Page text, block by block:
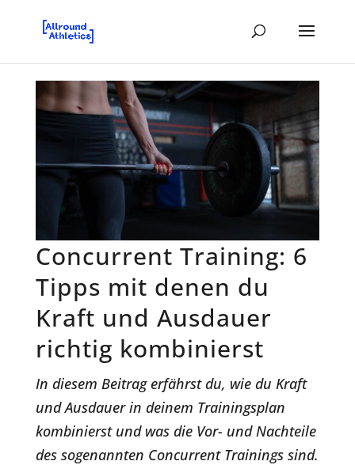
Concurrent Training: 6
Tipps mit denen du
Kraft und Ausdauer
richtig kombinierst
In diesem Beitrag erfährst du, wie du Kraft
und Ausdauer in deinem Trainingsplan
kombinierst und was die Vor- und Nachteile
des sogenannten Concurrent Trainings sind.